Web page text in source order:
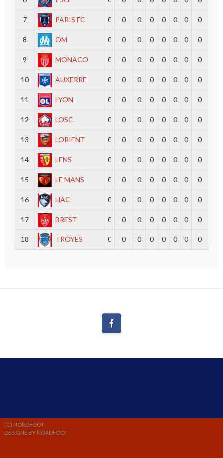
7 PARIS FC 0 0 0 0 0 0 0 0
8 OM 0 0 0 0 0 0 0 0
9 MONACO 0 0 0 0 0 0 0 0
10 AUXERRE 0 0 0 0 0 0 0 0
11 LYON 0 0 0 0 0 0 0 0
12 LOSC 0 0 0 0 0 0 0 0
13 LORIENT 0 0 0 0 0 0 0 0
14 LENS 0 0 0 0 0 0 0 0
15 LE MANS 0 0 0 0 0 0 0 0
16 HAC 0 0 0 0 0 0 0 0
17 BREST 0 0 0 0 0 0 0 0
18 TROYES 0 0 0 0 0 0 0 0
(C) NORDFOOT
DESIGNE BY NORDFOOT